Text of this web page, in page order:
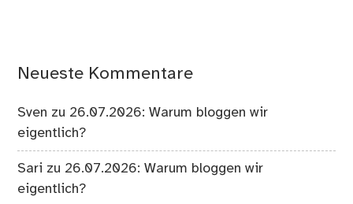
Neueste Kommentare
Sven zu 26.07.2026: Warum bloggen wir
eigentlich?
Sari zu 26.07.2026: Warum bloggen wir
eigentlich?